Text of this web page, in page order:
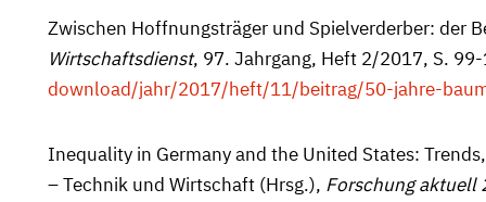
Zwischen Hoffnungsträger und Spielverderber: der
Wirtschafts­dienst, 97. Jahrgang, Heft 2/2017, S.
download/jahr/2017/heft/11/beitrag/50-jahre-
Inequality in Germany and the United States:
– Technik und Wirtschaft (Hrsg.), Forschung aktuell